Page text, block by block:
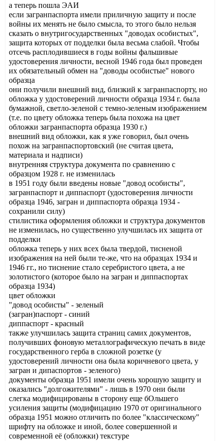
а теперь пошла ЭАИ
если загранпаспорта имели приличную защиту и после
войны их менять не было смысла, то этого было нельзя
сказать о внутригосударственных "доводах особистых",
защита которых от подделки была весьма слабой. Чтобы
отсечь расплодившиеся в годы войны фальшивые
удостоверения личности, весной 1946 года был проведен
их обязательный обмен на "доводы особистые" нового
образца
они получили внешний вид, близкий к загранпаспорту, но
обложка у удостоверений личности образца 1934 г. была
бумажной, светло-зеленой с темно-зеленым изображением
(т.е. по цвету обложка теперь была похожа на цвет
обложки загранпаспорта образца 1930 г.)
внешний вид обложки, как я уже говорил, был очень
похож на загранпаспортовский (не считая цвета,
материала и надписи)
внутренняя структура документа по сравнению с
образцом 1928 г. не изменилась
в 1951 году были введены новые "довод особисты",
загранпаспорт и диппаспорт (удостоверения личности
образца 1946, загран и диппаспорта образца 1934 -
сохранили силу)
стилистика оформления обложки и структура документов
не изменилась, но существенно улучшилась их защита от
подделки
обложка теперь у них всех была твердой, тисненой
изображения на ней были те-же, что на образцах 1934 и
1946 гг., но тиснение стало серебристого цвета, а не
золотистого (которое было на загран и диппаспортах
образца 1934)
цвет обложки
"довод особисты" - зеленый
(загран)паспорт - синий
диппаспорт - красный
также улучшилась защита страниц самих документов,
получивших фоновую металлографическую печать в виде
государственного герба в сложной розетке (у
удостоверений личности она была коричневого цвета, у
загран и дипаспортов - зеленого)
документы образца 1951 имели очень хорошую защиту и
оказались "долгожителями" - лишь в 1970 они были
слегка модифицированы в сторону еще бОльшего
усиления защиты (модифицацию 1970 от оригинального
образца 1951 можно отличить по более "классическому"
шрифту на обложке и иной, более совершенной и
современной её (обложки) текстуре